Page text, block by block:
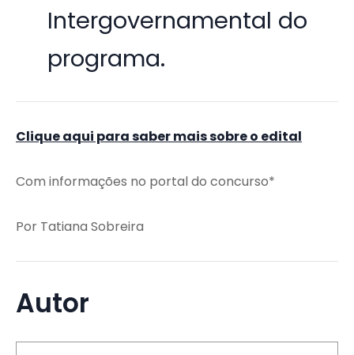
Intergovernamental do
programa.
Clique aqui para saber mais sobre o edital
Com informações no portal do concurso*
Por Tatiana Sobreira
Autor